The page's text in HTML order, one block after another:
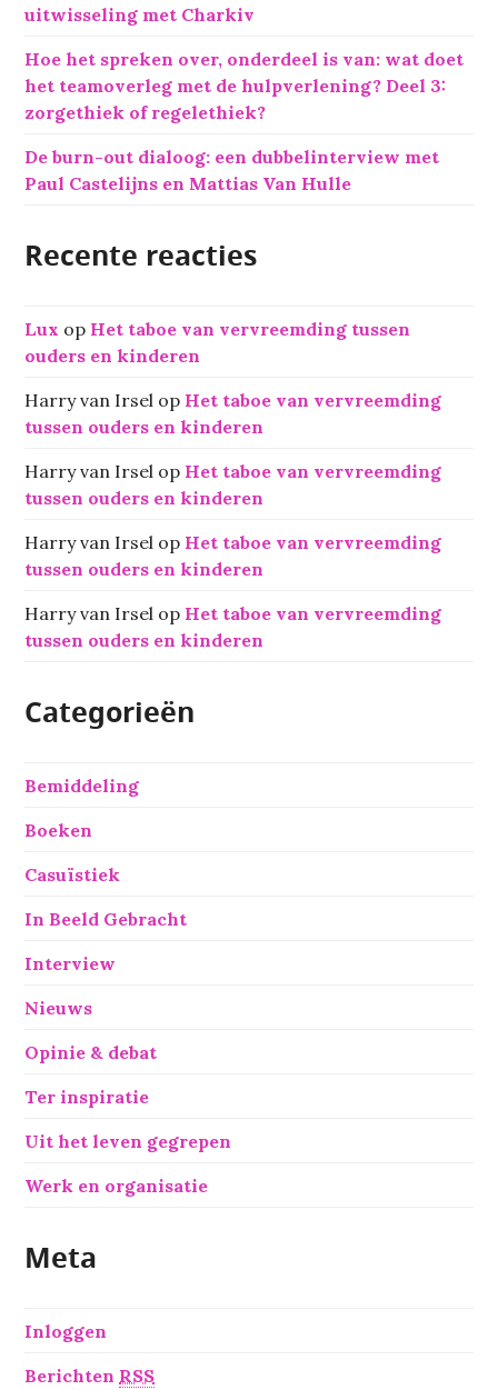
uitwisseling met Charkiv
Hoe het spreken over, onderdeel is van: wat doet
het teamoverleg met de hulpverlening? Deel 3:
zorgethiek of regelethiek?
De burn-out dialoog: een dubbelinterview met
Paul Castelijns en Mattias Van Hulle
Recente reacties
Lux op Het taboe van vervreemding tussen
ouders en kinderen
Harry van Irsel op Het taboe van vervreemding
tussen ouders en kinderen
Harry van Irsel op Het taboe van vervreemding
tussen ouders en kinderen
Harry van Irsel op Het taboe van vervreemding
tussen ouders en kinderen
Harry van Irsel op Het taboe van vervreemding
tussen ouders en kinderen
Categorieën
Bemiddeling
Boeken
Casuïstiek
In Beeld Gebracht
Interview
Nieuws
Opinie & debat
Ter inspiratie
Uit het leven gegrepen
Werk en organisatie
Meta
Inloggen
Berichten RSS